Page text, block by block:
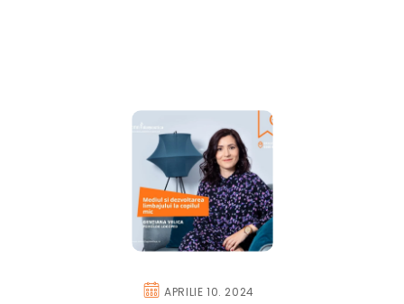
APRILIE 10. 2024